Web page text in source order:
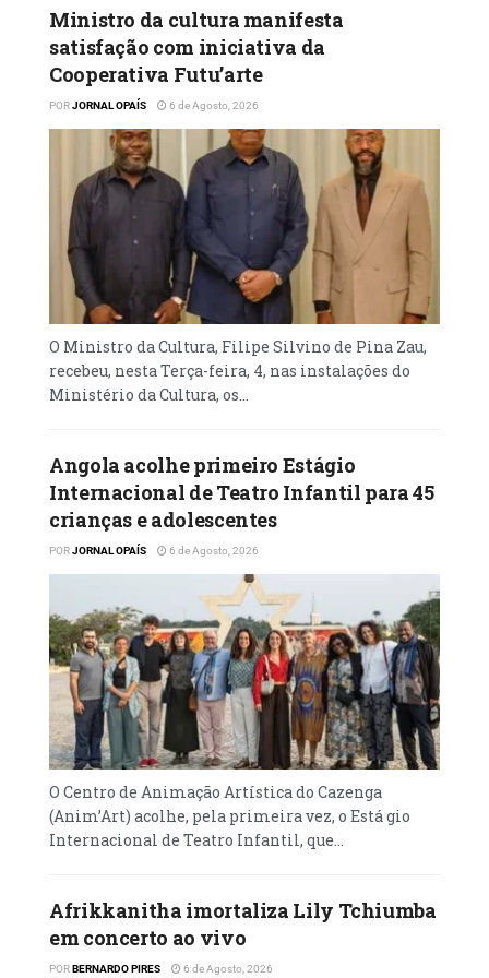
Ministro da cultura manifesta
satisfação com iniciativa da
Cooperativa Futu’arte
PORJORNAL OPAÍS 6 de Agosto, 2026
O Ministro da Cultura, Filipe Silvino de Pina Zau,
recebeu, nesta Terça-feira, 4, nas instalações do
Ministério da Cultura, os...
Angola acolhe primeiro Estágio
Internacional de Teatro Infantil para 45
crianças e adolescentes
PORJORNAL OPAÍS 6 de Agosto, 2026
O Centro de Animação Artística do Cazenga
(Anim’Art) acolhe, pela primeira vez, o Está gio
Internacional de Teatro Infantil, que...
Afrikkanitha imortaliza Lily Tchiumba
em concerto ao vivo
PORBERNARDO PIRES 6 de Agosto, 2026